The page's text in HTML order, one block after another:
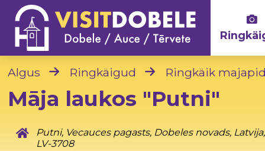
Algus Ringkäigud Ringkäik
Māja laukos "Putni"
Putni, Vecauces pagasts, Dobeles novads, Latvija,
LV-3708